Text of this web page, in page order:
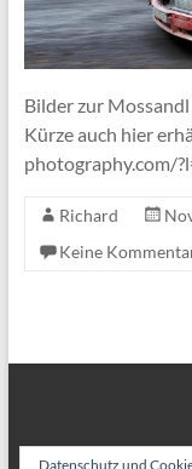
Bilder zur
Kürze auch hier
photography.com/
Richard
Keine
Datenschutz und